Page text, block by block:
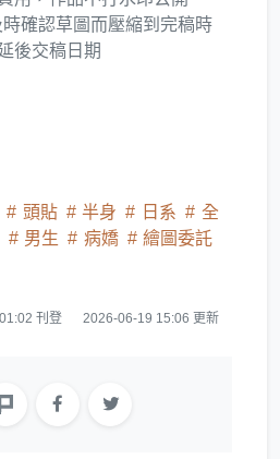
確認草圖而壓縮到完稿時
後交稿日期
頭貼 半身 日系
全
男生 病嬌
繪圖委託
刊登 2026-06-19 15:06 更新